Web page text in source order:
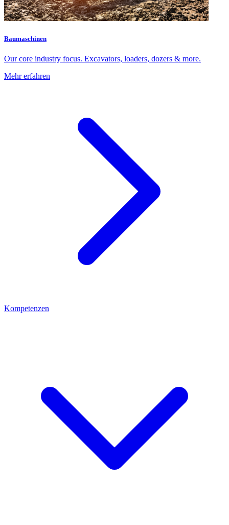
Baumaschinen
Our core industry focus. Excavators, loaders, dozers & more.
Mehr erfahren
Kompetenzen